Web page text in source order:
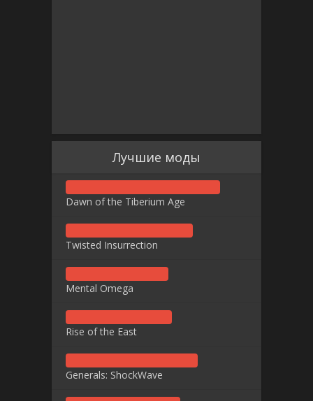
Лучшие моды
Dawn of the Tiberium Age
Twisted Insurrection
Mental Omega
Rise of the East
Generals: ShockWave